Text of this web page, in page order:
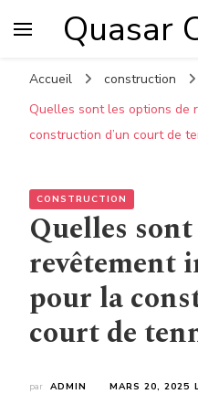
Quasar
Accueil
construction
Quelles sont les options de
construction d’un court de
CONSTRUCTION
Quelles
revêtement
pour la
court de
par ADMIN MARS 20, 2025